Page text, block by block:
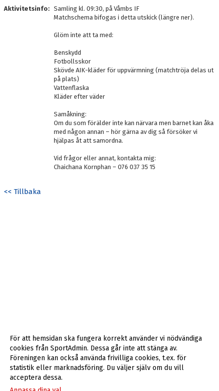
Aktivitetsinfo: Samling kl. 09:30, på Våmbs IF
Matchschema bifogas i detta utskick (längre ner).
Glöm inte att ta med:
Benskydd
Fotbollsskor
Skövde AIK-kläder för uppvärmning (matchtröja delas ut
på plats)
Vattenflaska
Kläder efter väder
Samåkning:
Om du som förälder inte kan närvara men barnet kan åka
med någon annan – hör gärna av dig så försöker vi
hjälpas åt att samordna.
Vid frågor eller annat, kontakta mig:
Chaichana Kornphan – 076 037 35 15
<< Tillbaka
För att hemsidan ska fungera korrekt använder vi nödvändiga
cookies från SportAdmin. Dessa går inte att stänga av.
Föreningen kan också använda frivilliga cookies, t.ex. för
statistik eller marknadsföring. Du väljer själv om du vill
acceptera dessa.